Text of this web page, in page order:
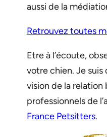
aussi de la
Retrouvez toutes
Etre à l’écoute,
votre chien. Je
vision de la
professionnels de
France Petsitters.